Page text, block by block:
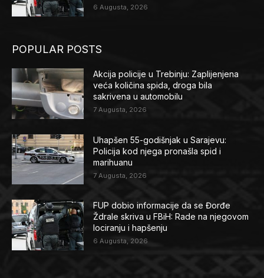
6 Augusta, 2026
POPULAR POSTS
Akcija policije u Trebinju: Zaplijenjena
veća količina spida, droga bila
sakrivena u automobilu
7 Augusta, 2026
Uhapšen 55-godišnjak u Sarajevu:
Policija kod njega pronašla spid i
marihuanu
7 Augusta, 2026
FUP dobio informacije da se Đorđe
Ždrale skriva u FBiH: Rade na njegovom
lociranju i hapšenju
6 Augusta, 2026